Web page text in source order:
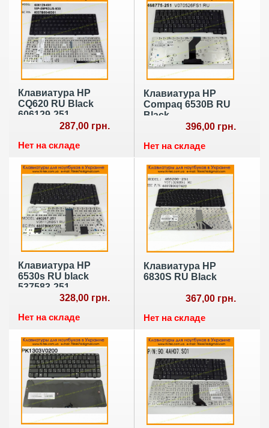
Клавиатура HP
CQ620 RU Black
606129-251
287,00 грн.
Нет на складе
Клавиатура HP
Compaq 6530B RU
Black
396,00 грн.
Нет на складе
Клавиатура HP
6530s RU black
537583-251
328,00 грн.
Нет на складе
Клавиатура HP
6830S RU Black
367,00 грн.
Нет на складе